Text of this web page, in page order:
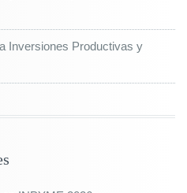
Inversiones Productivas y